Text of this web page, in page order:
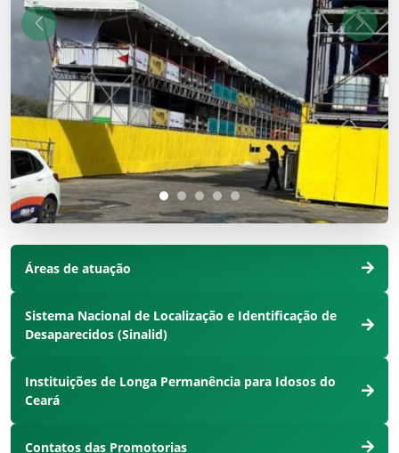
Anterior
Áreas de atuação
Sistema Nacional de Localização e Identificação de
Desaparecidos (Sinalid)
Instituições de Longa Permanência para Idosos do
Ceará
Contatos das Promotorias